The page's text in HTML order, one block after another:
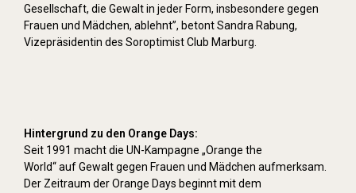
Gesellschaft, die Gewalt in jeder Form, insbesondere gegen
Frauen und Mädchen, ablehnt”, betont Sandra Rabung,
Vizepräsidentin des Soroptimist Club Marburg.
Hintergrund zu den Orange Days:
Seit 1991 macht die UN-Kampagne „Orange the
World“ auf Gewalt gegen Frauen und Mädchen aufmerksam.
Der Zeitraum der Orange Days beginnt mit dem